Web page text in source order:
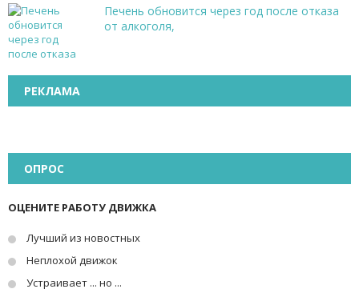
Печень обновится через год после отказа
от алкоголя,
РЕКЛАМА
ОПРОС
ОЦЕНИТЕ РАБОТУ ДВИЖКА
Лучший из новостных
Неплохой движок
Устраивает ... но ...